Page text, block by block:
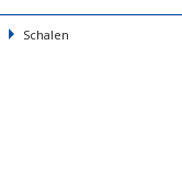
Schalen